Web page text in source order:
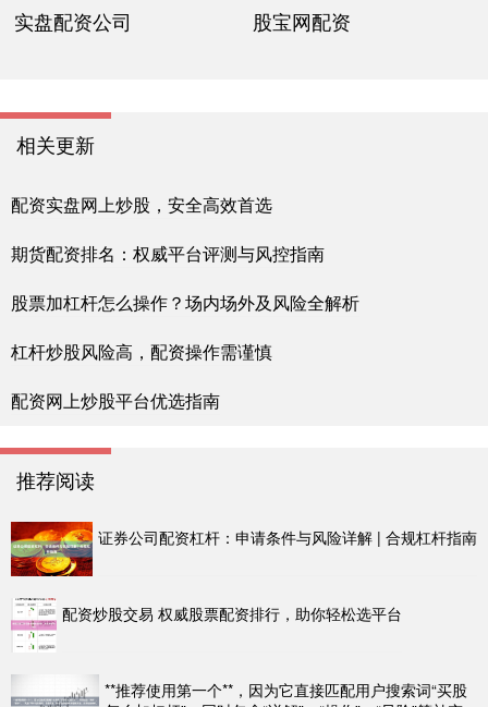
实盘配资公司 股宝网配资
相关更新
配资实盘网上炒股，安全高效首选
期货配资排名：权威平台评测与风控指南
股票加杠杆怎么操作？场内场外及风险全解析
杠杆炒股风险高，配资操作需谨慎
配资网上炒股平台优选指南
推荐阅读
证券公司配资杠杆：申请条件与风险详解 | 合规杠杆指南
配资炒股交易 权威股票配资排行，助你轻松选平台
**推荐使用第一个**，因为它直接匹配用户搜索词“买股